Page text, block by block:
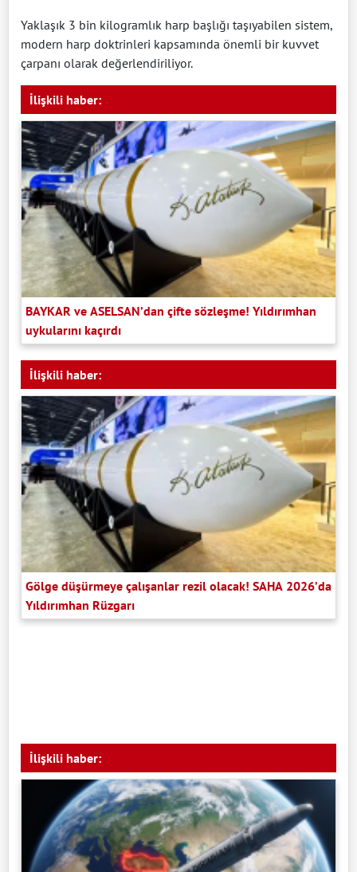
Yaklaşık 3 bin kilogramlık harp başlığı taşıyabilen sistem,
modern harp doktrinleri kapsamında önemli bir kuvvet
çarpanı olarak değerlendiriliyor.
İlişkili haber:
BAYKAR ve ASELSAN’dan çifte sözleşme! Yıldırımhan
uykularını kaçırdı
İlişkili haber:
Gölge düşürmeye çalışanlar rezil olacak! SAHA 2026’da
Yıldırımhan Rüzgarı
İlişkili haber: